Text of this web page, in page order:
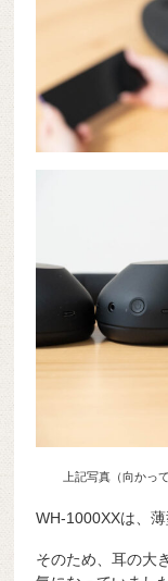
上記写真（向かっ
WH-1000XXは、
そのため、耳の大